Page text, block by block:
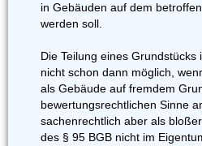
in Gebäuden auf dem
werden soll.
Die Teilung eines
nicht schon dann möglich,
als Gebäude auf fremdem
bewertungsrechtlichen Sinne
sachenrechtlich aber als
des § 95 BGB nicht im